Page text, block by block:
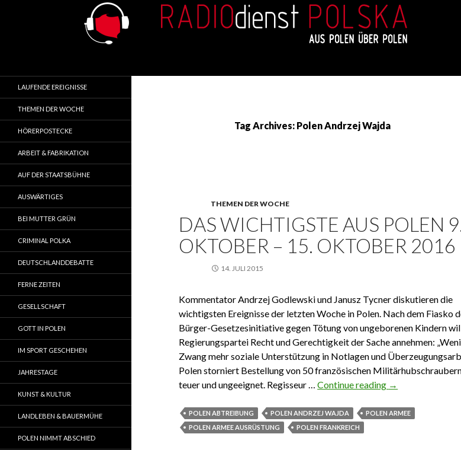
Tag Archives: Polen Andrzej Wajda
THEMEN DER WOCHE
DAS WICHTIGSTE AUS POLEN
OKTOBER – 15. OKTOBER 2016
14. JULI 2015
Kommentator Andrzej Godlewski und Janusz Tycner diskutieren die
wichtigsten Ereignisse der letzten Woche in Polen. Nach dem Fiasko
Bürger-Gesetzesinitiative gegen Tötung von ungeborenen Kindern
Regierungspartei Recht und Gerechtigkeit der Sache annehmen:
Zwang mehr soziale Unterstützung in Notlagen und
Polen storniert Bestellung von 50 französischen
teuer und ungeeignet. Regisseur …Continue reading Das Wichtigste
→
POLEN ABTREIBUNG POLEN ANDRZEJ WAJDA
POLEN ARMEE
POLEN ARMEE AUSRÜSTUNG
POLEN FRANKREICH
LAUFENDE EREIGNISSE
THEMEN DER WOCHE
HÖRERPOSTECKE
ARBEIT & FABRIKATION
AUF DER STAATSBÜHNE
AUSWÄRTIGES
BEI MUTTER GRÜN
CRIMINAL POLKA
DEUTSCHLANDDEBATTE
FERNE ZEITEN
GESELLSCHAFT
GOTT IN POLEN
IM SPORT GESCHEHEN
JAHRESTAGE
KUNST & KULTUR
LANDLEBEN & BAUERMÜHE
POLEN NIMMT ABSCHIED